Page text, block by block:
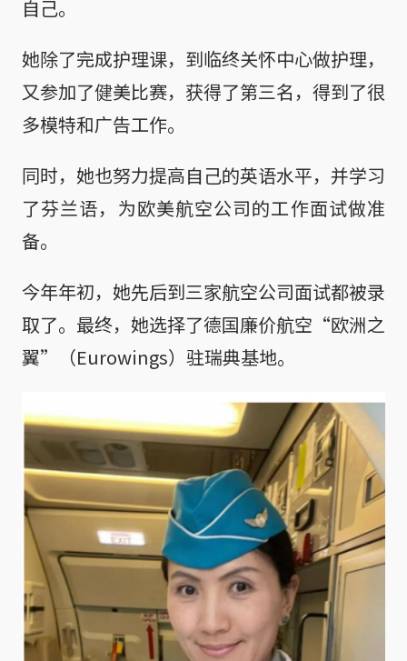
自己。
她除了完成护理课，到临终关怀中心做护理，
又参加了健美比赛，获得了第三名，得到了很
多模特和广告工作。
同时，她也努力提高自己的英语水平，并学习
了芬兰语，为欧美航空公司的工作面试做准
备。
今年年初，她先后到三家航空公司面试都被录
取了。最终，她选择了德国廉价航空“欧洲之
翼”（Eurowings）驻瑞典基地。